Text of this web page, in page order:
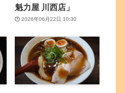
魁力屋 川西店」
2026年06月22日 10:30